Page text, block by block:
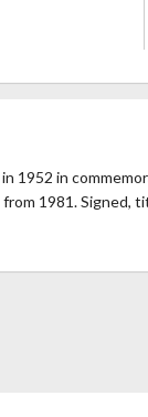
1952 in
1981. Signed,